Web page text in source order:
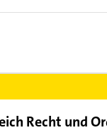
Recht und